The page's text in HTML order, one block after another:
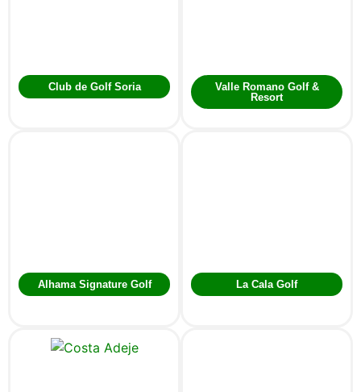
Club de Golf Soria
Valle Romano Golf &
Resort
Alhama Signature Golf La Cala Golf